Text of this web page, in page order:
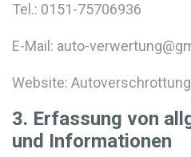
Tel.: 0151-75706936
E-Mail: auto-
Website:
3. Erfassung von
und Informationen